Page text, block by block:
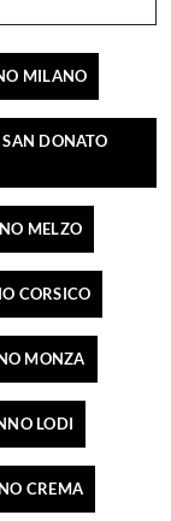
MILANO
DONATO
MELZO
CORSICO
MONZA
LODI
CREMA